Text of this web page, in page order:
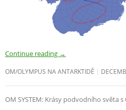
Continue reading →
OM/OLYMPUS NA ANTARKTIDĚ
OM SYSTEM: Krásy podvodního světa